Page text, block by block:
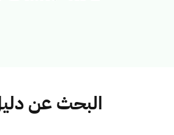
البحث عن